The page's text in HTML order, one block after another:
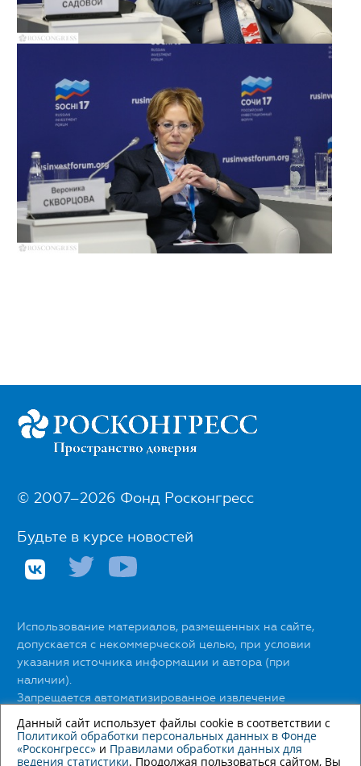
© 2007–2026 Фонд Росконгресс
Будьте в курсе новостей
Использование материалов, размещенных на сайте,
допускается с некоммерческой целью, при условии
указания источника информации и автора (при
наличии).
Запрещается автоматизированное извлечение
размещенной информации любыми сервисами без
официального разрешения Фонда Росконгресс.
С правилами использования материалов сайта можно
Данный сайт использует файлы cookie в соответствии с
Политикой обработки персональных данных в Фонде
«Росконгресс» и Правилами обработки данных для
ведения статистики. Продолжая пользоваться сайтом, Вы